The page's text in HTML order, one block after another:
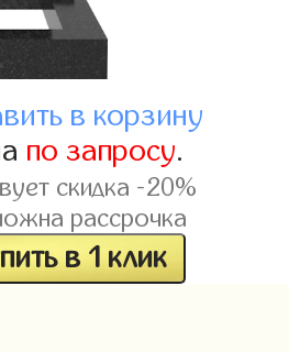
в корзину
по запросу.
скидка -20%
рассрочка
в 1 клик